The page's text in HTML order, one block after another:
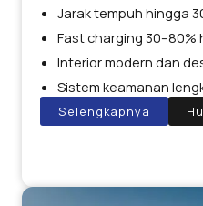
Jarak tempuh hingga
Fast charging 30–80%
Interior modern dan
Sistem keamanan
Selengkapnya